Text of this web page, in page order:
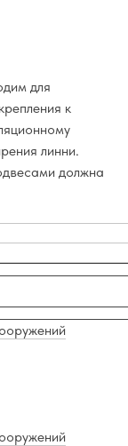
для
к
линни.
должна